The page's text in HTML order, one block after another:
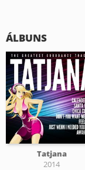
ÁLBUNS
Tatjana
2014